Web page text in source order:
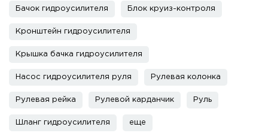
Бачок гидроусилителя Блок круиз-контроля
Кронштейн гидроусилителя
Крышка бачка гидроусилителя
Насос гидроусилителя руля Рулевая колонка
Рулевая рейка Рулевой карданчик Руль
Шланг гидроусилителя еще